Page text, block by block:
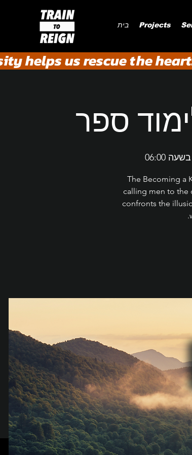
בית Projects
helps us rescue the
ספר
06:00
The Becoming a
calling men to the
confronts the